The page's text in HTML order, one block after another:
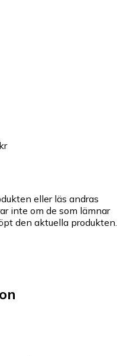
eller läs andras
inte om de som lämnar
den aktuella produkten.